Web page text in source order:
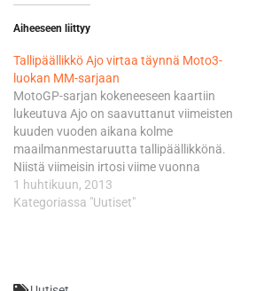
Aiheeseen liittyy
Tallipäällikkö Ajo virtaa täynnä Moto3-
luokan MM-sarjaan
MotoGP-sarjan kokeneeseen kaartiin
lukeutuva Ajo on saavuttanut viimeisten
kuuden vuoden aikana kolme
maailmanmestaruutta tallipäällikkönä.
Niistä viimeisin irtosi viime vuonna
Moto3-luokan historiallisella
avauskaudella. - Toivon ja uskon, että
1 huhtikuun, 2013
Kategoriassa "Uutiset"